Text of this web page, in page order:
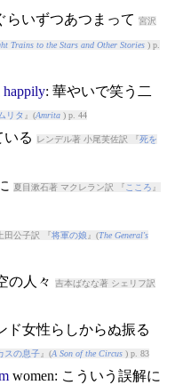
らいずつあつまって 宮沢
Trains to the Stars and Other Stories) p.
happily: 華やいで笑う二
リタ 』(Amrita) p. 44
いる レンデル著 小尾芙佐訳 『死を
夏目漱石著 マクレラン訳 『 こころ 』
田公子訳 『将軍の娘 』(The General's
の人々 吉本ばなな著 シェリフ訳
ド女性らしからぬ振る
スの息子』(A Son of the Circus) p. 83
women: こういう誤解に